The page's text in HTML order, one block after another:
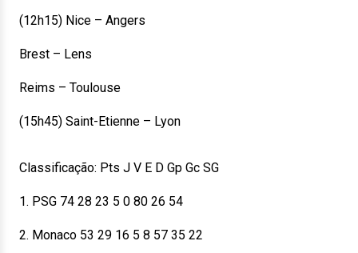
(12h15) Nice – Angers
Brest – Lens
Reims – Toulouse
(15h45) Saint-Etienne – Lyon
Classificação: Pts J V E D Gp Gc SG
1. PSG 74 28 23 5 0 80 26 54
2. Monaco 53 29 16 5 8 57 35 22